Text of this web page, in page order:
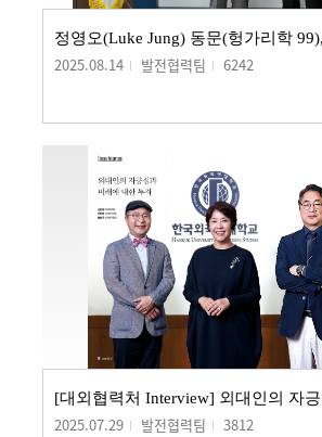
2025.08.14 발전협력팀 6242
2025.07.29 발전협력팀 3812